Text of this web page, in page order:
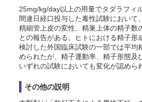
25mg/kg/day以上の用量でタダラフィ
間連日経口投与した毒性試験において
精細管上皮の変性、精巣上体の精子数
との報告がある。ヒトにおける精子形
検討した外国臨床試験の一部では平均
められたが、精子運動率、精子形態及
いずれの試験においても変化が認めら
その他の説明